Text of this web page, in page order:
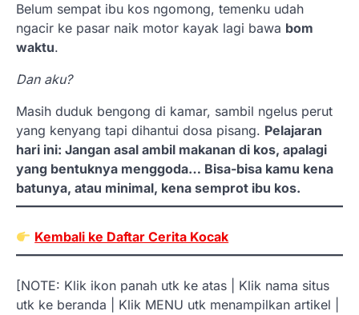
Belum sempat ibu kos ngomong, temenku udah
ngacir ke pasar naik motor kayak lagi bawa bom
waktu.
Dan aku?
Masih duduk bengong di kamar, sambil ngelus perut
yang kenyang tapi dihantui dosa pisang. Pelajaran
hari ini: Jangan asal ambil makanan di kos, apalagi
yang bentuknya menggoda… Bisa-bisa kamu kena
batunya, atau minimal, kena semprot ibu kos.
Kembali ke Daftar Cerita Kocak
[NOTE: Klik ikon panah utk ke atas | Klik nama situs
utk ke beranda | Klik MENU utk menampilkan artikel |